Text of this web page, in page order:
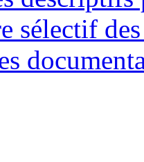
sélectif